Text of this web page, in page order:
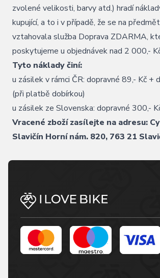
zvolené velikosti, barvy atd.) hradí
kupující, a to i v případě, že se na
vztahovala služba Doprava ZDARMA,
poskytujeme u objednávek nad 2 000,-
Tyto náklady činí:
u zásilek v rámci ČR: dopravné 89,- Kč +
(při platbě dobírkou)
u zásilek ze Slovenska: dopravné 300,-
Vracené zboží zasílejte na adresu:
Slavičín Horní nám. 820, 763 21